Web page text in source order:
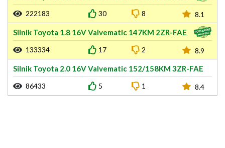
222183 30 8 8.1
Silnik Toyota 1.8 16V Valvematic 147KM 2ZR-FAE
133334 17 2 8.9
Silnik Toyota 2.0 16V Valvematic 152/158KM 3ZR-FAE
86433 5 1 8.4